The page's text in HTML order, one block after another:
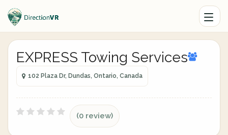
EXPRESS Towing Services
102 Plaza Dr, Dundas, Ontario, Canada
(0 review)